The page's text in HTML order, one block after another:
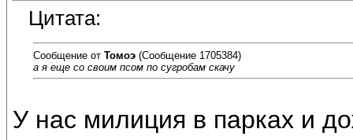
Цитата:
Сообщение от Томоэ (Сообщение 1705384)
а я еще со своим псом по сугробам скачу
У нас милиция в парках и